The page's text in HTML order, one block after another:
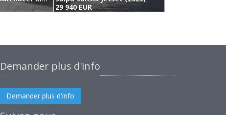
29 940 EUR
Demander plus d'info
Demander plus d'info